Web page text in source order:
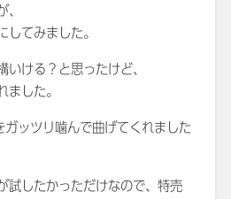
してみました。
いける？と思ったけど、
ました。
ッツリ噛んで曲げてくれました
試したかっただけなので、特売